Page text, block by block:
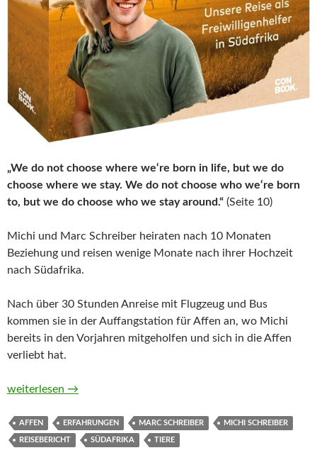
„We do not choose where we‘re born in life, but we do
choose where we stay. We do not choose who we‘re born
to, but we do choose who we stay around.“ (Seite 10)
Michi und Marc Schreiber heiraten nach 10 Monaten
Beziehung und reisen wenige Monate nach ihrer Hochzeit
nach Südafrika.
Nach über 30 Stunden Anreise mit Flugzeug und Bus
kommen sie in der Auffangstation für Affen an, wo Michi
bereits in den Vorjahren mitgeholfen und sich in die Affen
verliebt hat.
Unter Affen. Unsere Reise als Freiwilligenhelfer in Südafrika
weiterlesen →
AFFEN ERFAHRUNGEN MARC SCHREIBER MICHI SCHREIBER
REISEBERICHT SÜDAFRIKA TIERE